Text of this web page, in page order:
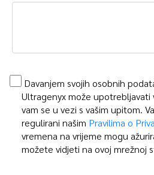
Davanjem svojih osobnih
Ultragenyx može
vam se u vezi s vašim upitom.
regulirani našim Pravilima o
vremena na vrijeme mogu
možete vidjeti na ovoj mrežnoj